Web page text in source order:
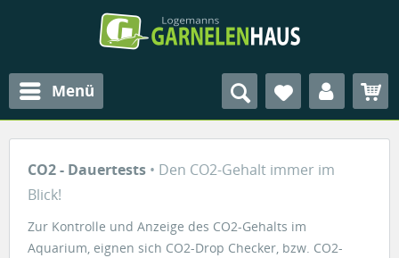
Menü
CO2 - Dauertests • Den CO2-Gehalt immer im
Blick!
Zur Kontrolle und Anzeige des CO2-Gehalts im
Aquarium, eignen sich CO2-Drop Checker, bzw. CO2-